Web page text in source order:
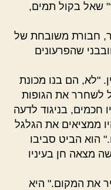
שאל בקול תמים,
חבורת משובחת של
שהפרעונים
"לא, הם בנו מכונת
לשחרר את הגופות
חכמים, בניגוד לדעה
ממציאים את הגלגל
הוא הביט סביבו
מצאה חן בעיניו
את המקום." היא